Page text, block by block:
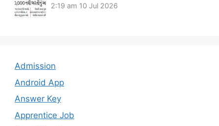
2:19 am 10 Jul 2026
Admission
Android App
Answer Key
Apprentice Job